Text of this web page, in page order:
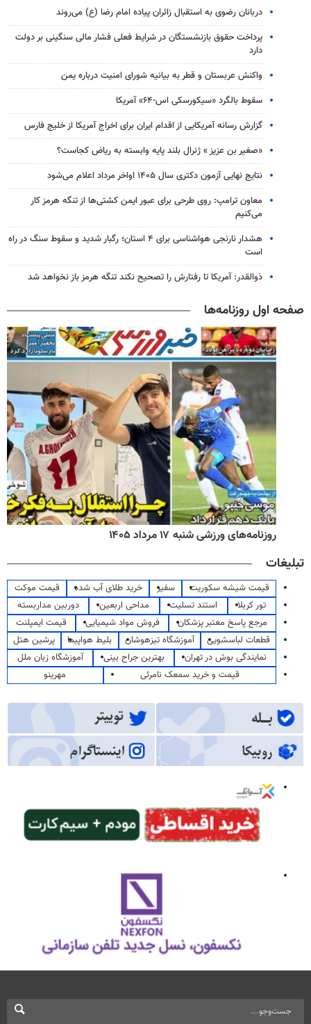
دربانان رضوی به استقبال زائران پیاده امام رضا (ع) می‌روند
پرداخت حقوق بازنشستگان در شرایط فعلی فشار مالی سنگینی بر دولت
دارد
واکنش عربستان و قطر به بیانیه شورای امنیت درباره یمن
سقوط بالگرد «سیکورسکی اس-۶۴» آمریکا
گزارش رسانه آمریکایی از اقدام ایران برای اخراج آمریکا از خلیج فارس
«صغیر بن عزیز » ژنرال بلند پایه وابسته به ریاض کجاست؟
نتایج نهایی آزمون دکتری سال ۱۴۰۵ اواخر مرداد اعلام می‌شود
معاون ترامپ: روی طرحی برای عبور ایمن کشتی‌ها از تنگه هرمز کار
می‌کنیم
هشدار نارنجی هواشناسی برای ۴ استان؛ رگبار شدید و سقوط سنگ در راه
است
ذوالقدر: آمریکا تا رفتارش را تصحیح نکند تنگه هرمز باز نخواهد شد
صفحه اول روزنامه‌ها
روزنامه‌های ورزشی شنبه ۱۷ مرداد ۱۴۰۵
تبلیغات
قیمت شیشه سکوریت سفیر خرید طلای آب شده
قیمت موکت
تور کربلا
استند تسلیت مداحی اربعین
دوربین مداربسته
مرجع پاسخ معتبر پزشکان
فروش مواد شیمیایی
قیمت ایمپلنت
قطعات لباسشویی
آموزشگاه تیزهوشان بلیط هواپیما
پرشین هتل
نمایندگی بوش در تهران
بهترین جراح بینی
آموزشگاه زبان ملل
قیمت و خرید سمعک نامرئی
مهرینو